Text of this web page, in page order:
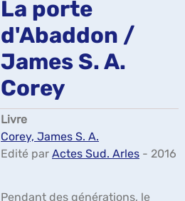
La porte
d'Abaddon /
James S. A.
Corey
Livre
Corey, James S. A.
Edité par Actes Sud. Arles - 2016
Pendant des générations, le